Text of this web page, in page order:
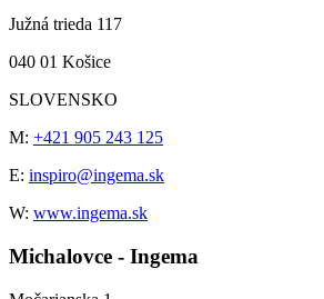
Južná trieda 117
040 01 Košice
SLOVENSKO
M: +421 905 243 125
E: inspiro@ingema.sk
W: www.ingema.sk
Michalovce - Ingema